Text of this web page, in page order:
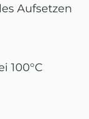
Aufsetzen
100°C